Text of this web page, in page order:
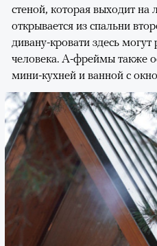
стеной, которая выходит на
открывается из спальни
дивану-кровати здесь могут
человека. А-фреймы также
мини-кухней и ванной с